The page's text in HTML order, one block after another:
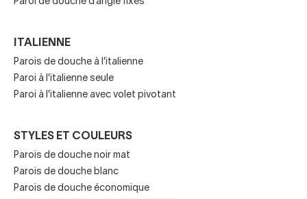
salle de bain, vous investissez également dans la sécurité,
résistance et évitent les éclaboussures.
Clés avant d'acheter une
paroi de douche
Cependant, pour choisir le modèle le plus approprié, vous
devrez consulter toutes les options que vous avez à votre
disposition etanalyser les caractéristiques de
l’espace disponible.
ITALIENNE
Parois de douche à l’italienne
Paroi à l’italienne seule
Paroi à l’italienne avec volet pivotant
STYLES ET COULEURS
Parois de douche noir mat
Parois de douche blanc
Parois de douche économique